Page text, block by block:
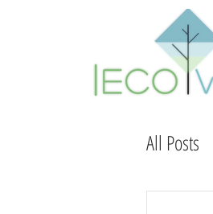
All Posts